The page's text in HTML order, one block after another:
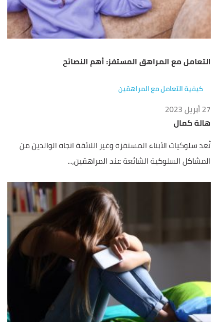
التعامل مع المراهق المستفز: أهم النصائح
كيفية التعامل مع المراهقين
27 أبريل 2023
هالة كمال
تُعد سلوكيات الأبناء المستفزة وغير اللائقة اتجاه الوالدين من
المشاكل السلوكية الشائعة عند المراهقين،...